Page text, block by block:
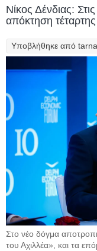
Νίκος Δένδιας:
απόκτηση
Υποβλήθηκε από
Στο νέο δόγμα
του Αχιλλέα», και τα